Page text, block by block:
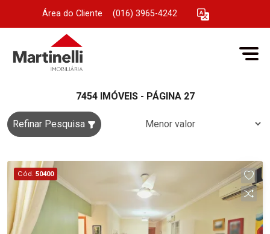
Área do Cliente (016) 3965-4242
7454 IMÓVEIS - PÁGINA 27
Refinar Pesquisa
Cód. 50400